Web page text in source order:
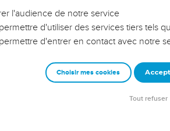
et responsables reviennent sur les erreurs
avancer avec plus de sagesse afin que
un ministère, une équipe, un groupe ou
l'audience de notre service
d'utiliser des services tiers tels
d'entrer en contact avec notre
Choisir mes cookies
Tout refuser